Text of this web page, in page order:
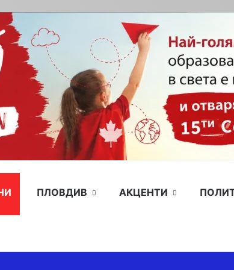
ПЛОВДИВ АКЦЕНТИ